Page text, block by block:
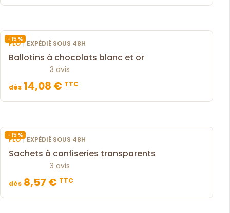
- 15 %
FLO| EXPÉDIÉ SOUS 48H
Ballotins à chocolats blanc et or
3 avis
dès 14,08 € TTC
- 15 %
FLO| EXPÉDIÉ SOUS 48H
Sachets à confiseries transparents
3 avis
dès 8,57 € TTC